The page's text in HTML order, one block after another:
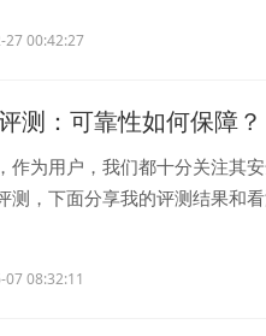
27 00:42:27
测：可靠性如何保障？
作为用户，我们都十分关注其
测，下面分享我的评测结果和
07 08:32:11